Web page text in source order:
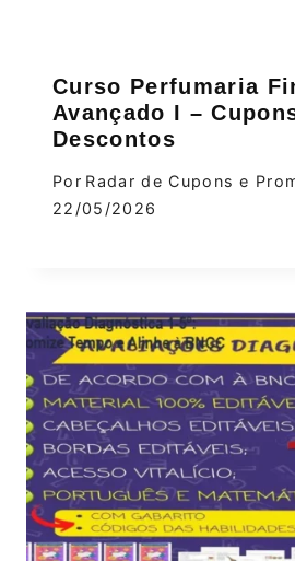
Curso Perfumaria
Avançado I –
Descontos
Por Radar de Cupons e
22/05/2026